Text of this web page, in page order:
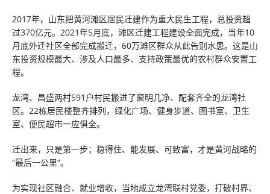
2017年，山东把黄河滩区居民迁建作为重大民生工程，总投资超
过370亿元。2021年5月底，滩区迁建工程建设全面完成，当年10
月底外迁社区全部完成搬迁，60万滩区群众从此告别水患。这是山
东投资规模最大、涉及人口最多、支持政策最优的农村群众安置工
程。
龙湾、昌盛两村591户村民搬进了窗明几净、配套齐全的龙湾社
区。22栋居民楼整齐排列，绿化广场、健身步道、图书室、卫生
室、便民超市一应俱全。
迁出来，只是第一步；稳得住、能发展、可致富，才是黄河战略的
“最后一公里”。
为实现社区融合、就业增收，当地成立龙湾联村党委，打破村界、